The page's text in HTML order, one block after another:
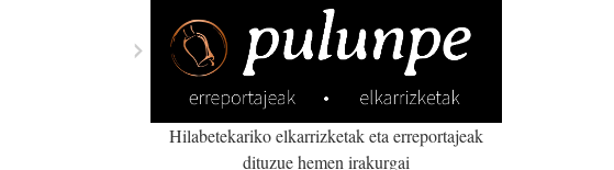
Hilabetekariko elkarrizketak eta erreportajeak
dituzue hemen irakurgai